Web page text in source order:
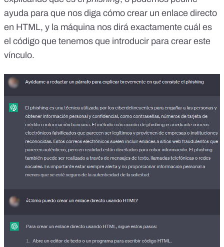
ayuda para que nos diga cómo crear un enlace directo
en HTML, y la máquina nos dirá exactamente cuál es
el código que tenemos que introducir para crear este
vínculo.